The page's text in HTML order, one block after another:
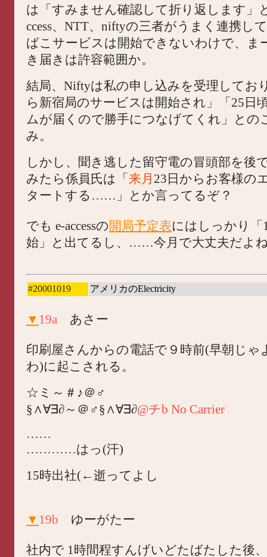
は「すみません確認して折り返します」
ccess、NTT、niftyの三者がうまく連携し
ばこサービスは開始できないわけで、ま
き届きは許容範囲か。
結局、Niftyは私の申し込みを受理してお
ら新宿局のサービスは開始され」「25日
ムが届くので勝手につなげてくれ」との
み。
しかし、聞き逃した留守電の冒頭部を後
みたら係員氏は「 来月 23日からお客様の
タートする……」とか言ってるぞ？
でも e-accessの開局予定表にはしっかり「
始」と出てるし、……今月で大丈夫だよ
#20001019 アメリカのElectricity
▼ 19a あさー
印刷屋さんからの電話で９時前(早朝じゃ
わ)に起こされる。
☆ミ～＃♪＠♂
§∧∀∃∂～＠♂§∧∀∃∂@チb No Carrier
……
…………はっ(汗)
15時出社(←逝ってよし
▼ 19b ゆーがたー
社内で 1時間程すんげいどたばたした後